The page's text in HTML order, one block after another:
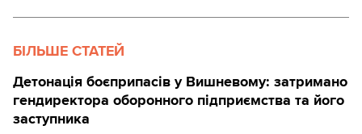
БІЛЬШЕ СТАТЕЙ
Детонація боєприпасів у Вишневому: затримано
гендиректора оборонного підприємства та його
заступника